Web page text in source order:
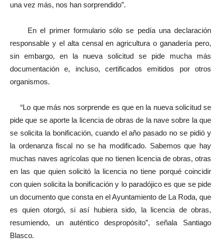
una vez más, nos han sorprendido”.
En el primer formulario sólo se pedía una declaración
responsable y el alta censal en agricultura o ganadería pero,
sin embargo, en la nueva solicitud se pide mucha más
documentación e, incluso, certificados emitidos por otros
organismos.
“Lo que más nos sorprende es que en la nueva solicitud se
pide que se aporte la licencia de obras de la nave sobre la que
se solicita la bonificación, cuando el año pasado no se pidió y
la ordenanza fiscal no se ha modificado. Sabemos que hay
muchas naves agrícolas que no tienen licencia de obras, otras
en las que quien solicitó la licencia no tiene porqué coincidir
con quien solicita la bonificación y lo paradójico es que se pide
un documento que consta en el Ayuntamiento de La Roda, que
es quien otorgó, si así hubiera sido, la licencia de obras,
resumiendo, un auténtico despropósito”, señala Santiago
Blasco.